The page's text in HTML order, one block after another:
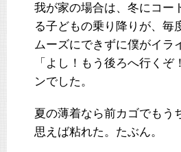
我が家の場合は、冬にコー
る子どもの乗り降りが、毎
ムーズにできずに僕がイラ
「よし！もう後ろへ行くぞ
ンでした。
夏の薄着なら前カゴでもう
思えば粘れた。たぶん。